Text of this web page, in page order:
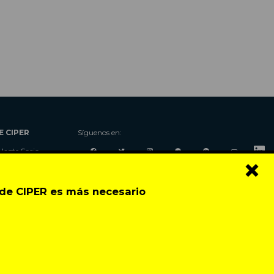
CIPER es más necesario
×
CIPER
Socio
Contacto
Síguenos en: